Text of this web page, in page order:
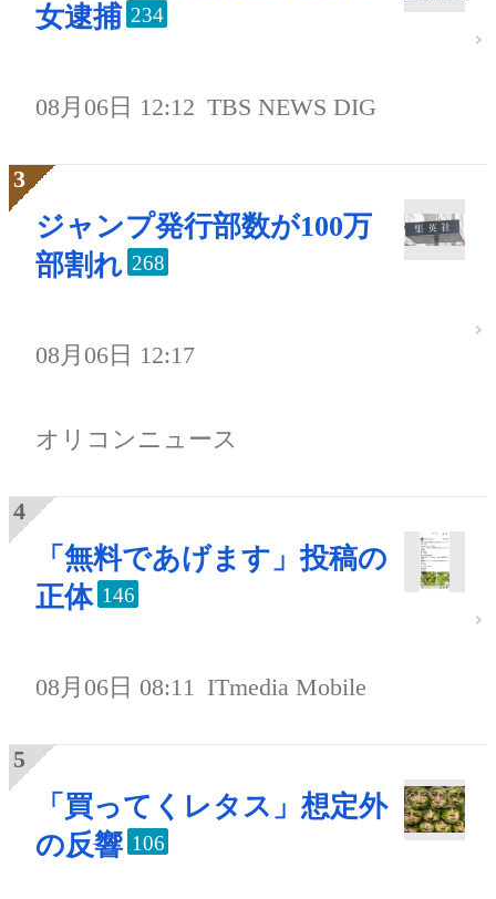
女逮捕 234
08月06日 12:12 TBS NEWS DIG
ジャンプ発行部数が100万
部割れ 268
08月06日 12:17
オリコンニュース
「無料であげます」投稿の
正体 146
08月06日 08:11 ITmedia Mobile
「買ってくレタス」想定外
の反響 106